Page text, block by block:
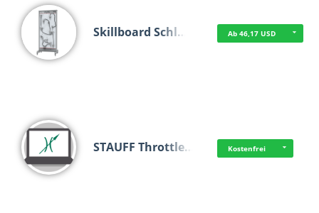
Skillboard Schl… Ab 46,17 USD
STAUFF Throttle… Kostenfrei